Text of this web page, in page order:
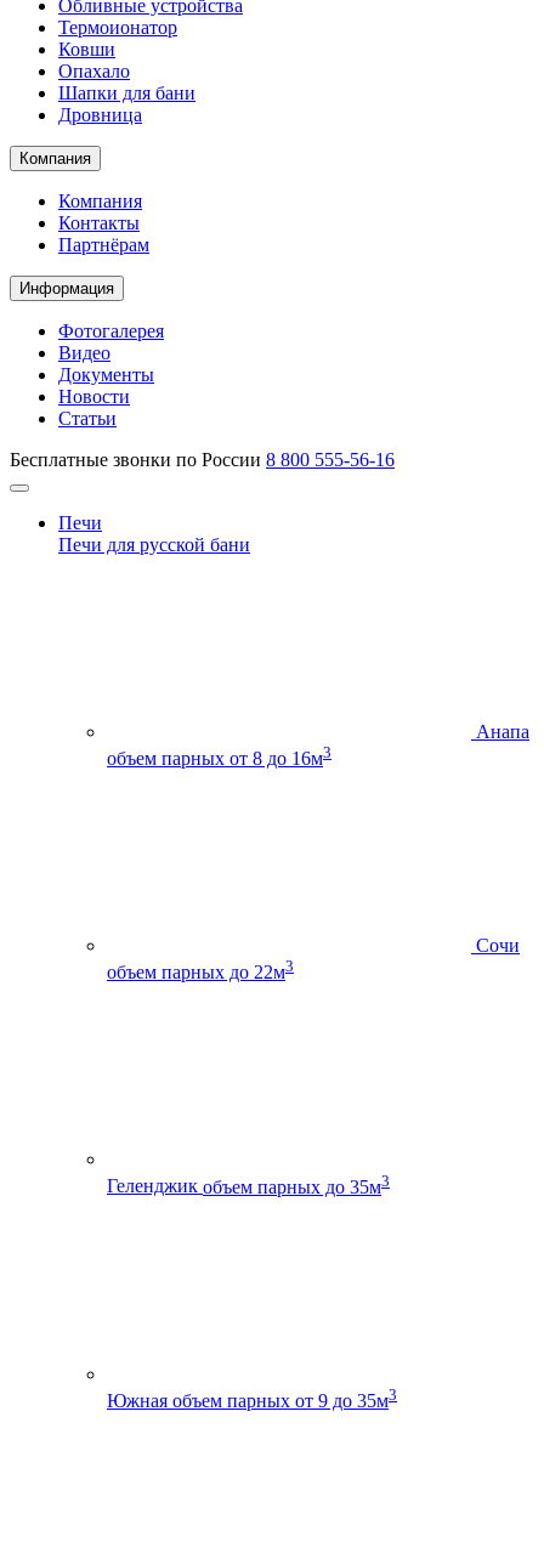
Обливные устройства
Термоионатор
Ковши
Опахало
Шапки для бани
Дровница
Компания
Компания
Контакты
Партнёрам
Информация
Фотогалерея
Видео
Документы
Новости
Статьи
Бесплатные звонки по России 8 800 555-56-16
Печи
Печи для русской бани
Анапа
объем парных от 8 до 16м3
Сочи
объем парных до 22м3
Геленджик объем парных до 35м3
Южная объем парных от 9 до 35м3